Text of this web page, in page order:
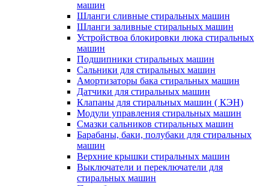
машин
Шланги сливные стиральных машин
Шланги заливные стиральных машин
Устройствоа блокировки люка стиральных
машин
Подшипники стиральных машин
Сальники для стиральных машин
Амортизаторы бака стиральных машин
Датчики для стиральных машин
Клапаны для стиральных машин ( КЭН)
Модули управления стиральных машин
Смазки сальников стиральных машин
Барабаны, баки, полубаки для стиральных
машин
Верхние крышки стиральных машин
Выключатели и переключатели для
стиральных машин